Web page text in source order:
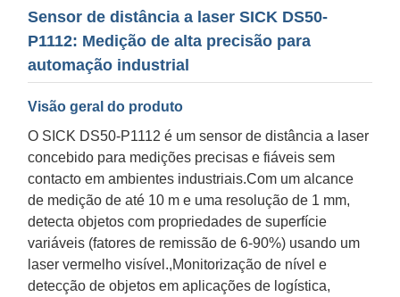
Sensor de distância a laser SICK DS50-
P1112: Medição de alta precisão para
automação industrial
Visão geral do produto
O SICK DS50-P1112 é um sensor de distância a laser
concebido para medições precisas e fiáveis sem
contacto em ambientes industriais.Com um alcance
de medição de até 10 m e uma resolução de 1 mm,
detecta objetos com propriedades de superfície
variáveis (fatores de remissão de 6-90%) usando um
laser vermelho visível.,Monitorização de nível e
detecção de objetos em aplicações de logística,